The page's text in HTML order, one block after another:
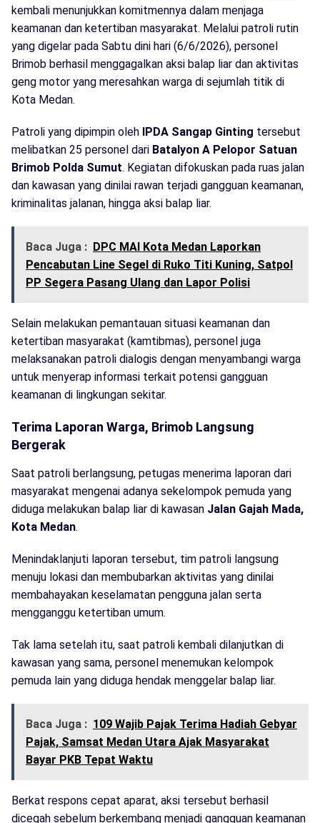
kembali menunjukkan komitmennya dalam menjaga
keamanan dan ketertiban masyarakat. Melalui patroli rutin
yang digelar pada Sabtu dini hari (6/6/2026), personel
Brimob berhasil menggagalkan aksi balap liar dan aktivitas
geng motor yang meresahkan warga di sejumlah titik di
Kota Medan.
Patroli yang dipimpin oleh IPDA Sangap Ginting tersebut
melibatkan 25 personel dari Batalyon A Pelopor Satuan
Brimob Polda Sumut. Kegiatan difokuskan pada ruas jalan
dan kawasan yang dinilai rawan terjadi gangguan keamanan,
kriminalitas jalanan, hingga aksi balap liar.
Baca Juga : DPC MAI Kota Medan Laporkan
Pencabutan Line Segel di Ruko Titi Kuning, Satpol
PP Segera Pasang Ulang dan Lapor Polisi
Selain melakukan pemantauan situasi keamanan dan
ketertiban masyarakat (kamtibmas), personel juga
melaksanakan patroli dialogis dengan menyambangi warga
untuk menyerap informasi terkait potensi gangguan
keamanan di lingkungan sekitar.
Terima Laporan Warga, Brimob Langsung
Bergerak
Saat patroli berlangsung, petugas menerima laporan dari
masyarakat mengenai adanya sekelompok pemuda yang
diduga melakukan balap liar di kawasan Jalan Gajah Mada,
Kota Medan.
Menindaklanjuti laporan tersebut, tim patroli langsung
menuju lokasi dan membubarkan aktivitas yang dinilai
membahayakan keselamatan pengguna jalan serta
mengganggu ketertiban umum.
Tak lama setelah itu, saat patroli kembali dilanjutkan di
kawasan yang sama, personel menemukan kelompok
pemuda lain yang diduga hendak menggelar balap liar.
Baca Juga : 109 Wajib Pajak Terima Hadiah Gebyar
Pajak, Samsat Medan Utara Ajak Masyarakat
Bayar PKB Tepat Waktu
Berkat respons cepat aparat, aksi tersebut berhasil
dicegah sebelum berkembang menjadi gangguan keamanan